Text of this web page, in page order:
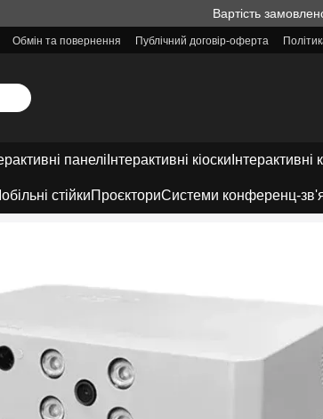
Вартість
Обмін та повернення Публічний договір-оферта
панелі Інтерактивні кіоски Інтерактивні
стійкиПроєкториСистеми конференц-